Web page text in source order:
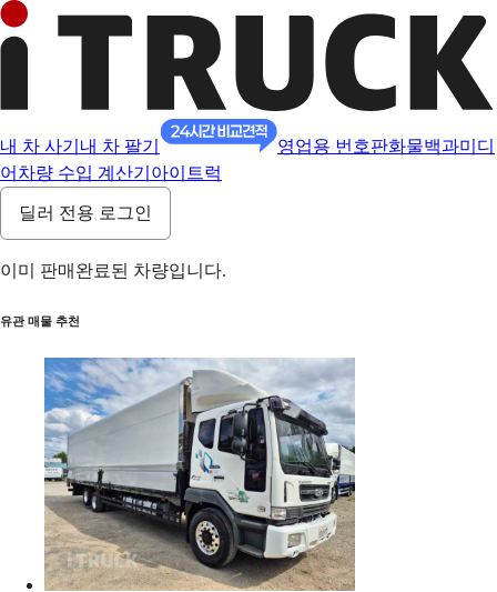
내 차 사기 내 차 팔기 영업용 번호판화물백과미디
어 차량 수입 계산기 아이트럭
딜러 전용 로그인
이미 판매완료된 차량입니다.
유관 매물 추천